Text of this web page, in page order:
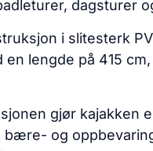
dagsturer
i slitesterk
en lengde på 415
gjør kajakken
og